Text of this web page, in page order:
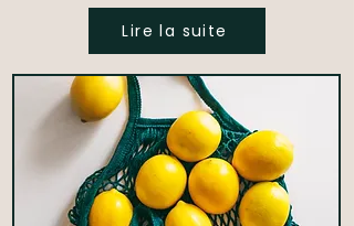
Lire la suite